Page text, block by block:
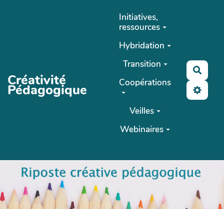
Créativité
Pédagogique
Initiatives,
ressources
Hybridation
Transition
Coopérations
Veilles
Webinaires